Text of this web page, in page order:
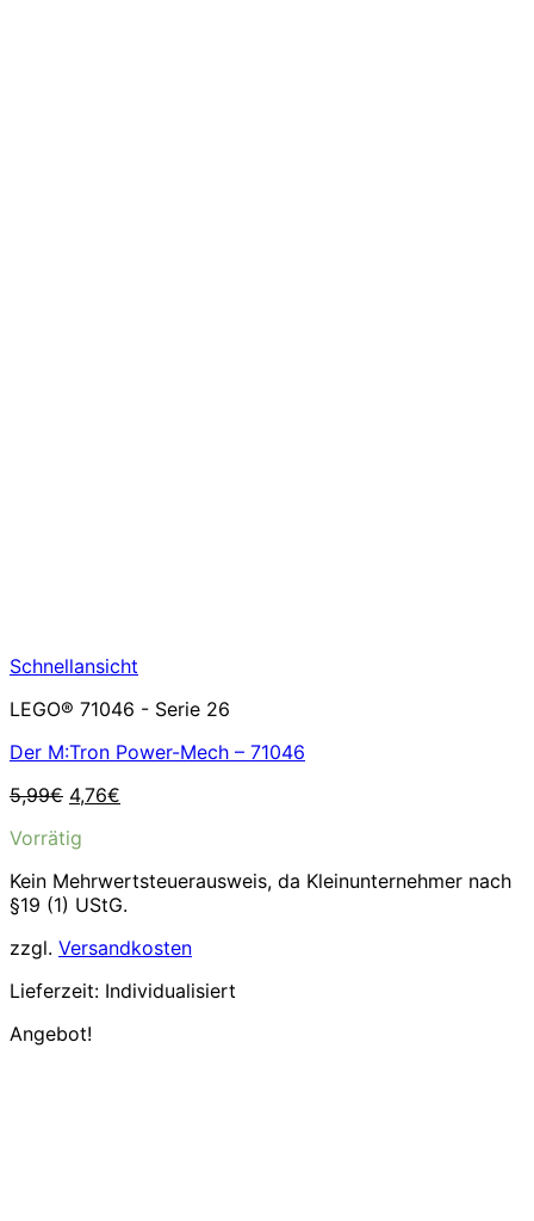
Schnellansicht
LEGO® 71046 - Serie 26
Der M:Tron Power-Mech – 71046
5,99€ Ursprünglicher
war:
4,76€
Vorrätig
Kein Mehrwertsteuerausweis, da Kleinunternehmer nach
§19 (1) UStG.
zzgl. Versandkosten
Lieferzeit: Individualisiert
Angebot!